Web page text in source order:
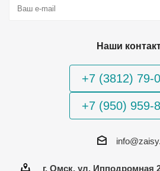
Наши
+7 (3812) 79-
+7 (950) 959-
г. Омск, ул. Ипподромная